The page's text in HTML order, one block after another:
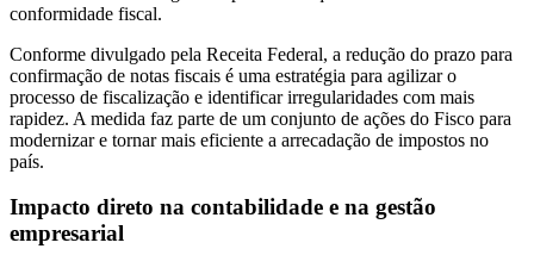
conformidade fiscal.
Conforme divulgado pela Receita Federal, a redução do prazo para
confirmação de notas fiscais é uma estratégia para agilizar o
processo de fiscalização e identificar irregularidades com mais
rapidez. A medida faz parte de um conjunto de ações do Fisco para
modernizar e tornar mais eficiente a arrecadação de impostos no
país.
Impacto direto na contabilidade e na gestão
empresarial